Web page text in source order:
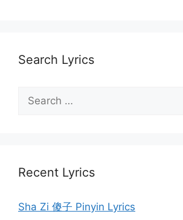
Search Lyrics
Search
for:
Recent Lyrics
Sha Zi 傻子 Pinyin Lyrics